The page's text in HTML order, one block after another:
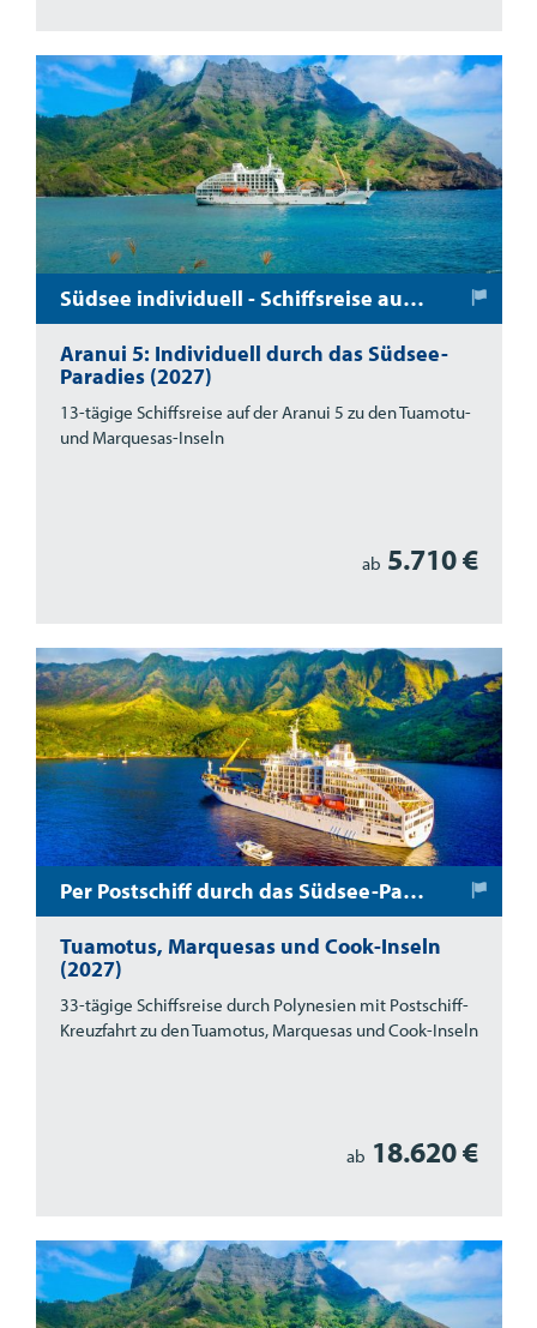
Südsee individuell - Schiffsreise auf der Aranui 5
Aranui 5: Individuell durch das Südsee-
Paradies (2027)
13-tägige Schiffsreise auf der Aranui 5 zu den Tuamotu-
und Marquesas-Inseln
ab 5.710 €
Per Postschiff durch das Südsee-Paradies
Tuamotus, Marquesas und Cook-Inseln
(2027)
33-tägige Schiffsreise durch Polynesien mit Postschiff-
Kreuzfahrt zu den Tuamotus, Marquesas und Cook-Inseln
ab 18.620 €